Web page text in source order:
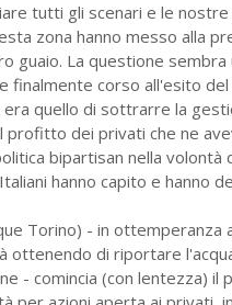
tutti gli scenari e le
zona hanno messo alla
guaio. La questione sembra
finalmente corso all'esito
quello di sottrarre la
profitto dei privati che ne
bipartisan nella volontà
hanno capito e hanno
Torino) - in ottemperanza
di riportare
- comincia (con lentezza) il